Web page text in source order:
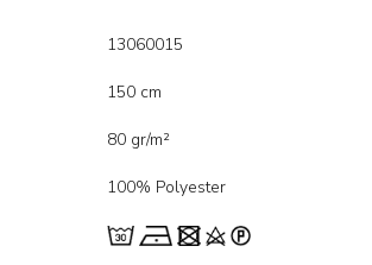
13060015
150 cm
80 gr/m²
100% Polyester